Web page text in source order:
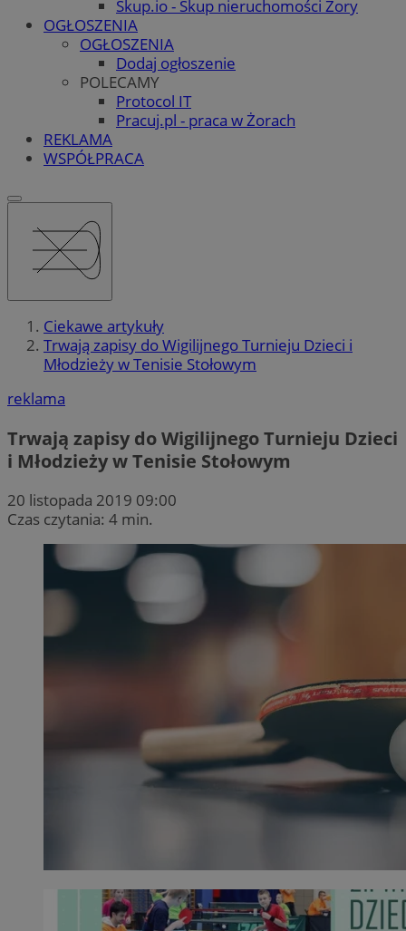
Skup.io - Skup nieruchomości Żory
OGŁOSZENIA
OGŁOSZENIA
Dodaj ogłoszenie
POLECAMY
Protocol IT
Pracuj.pl - praca w Żorach
REKLAMA
WSPÓŁPRACA
Ciekawe artykuły
Trwają zapisy do Wigilijnego Turnieju Dzieci i
Młodzieży w Tenisie Stołowym
reklama
Trwają zapisy do Wigilijnego Turnieju Dzieci
i Młodzieży w Tenisie Stołowym
20 listopada 2019 09:00
Czas czytania: 4 min.